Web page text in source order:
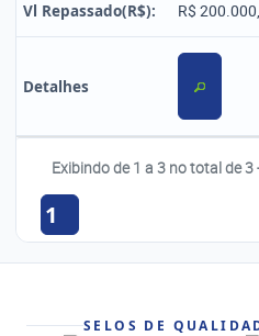
Vl Repassado(R$): R$
Detalhes
Exibindo de 1 a 3 no total de 3
1
SELOS DE